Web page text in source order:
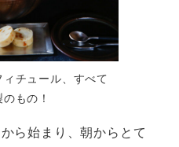
チュール、すべて
もの！
ら始まり、朝からとて